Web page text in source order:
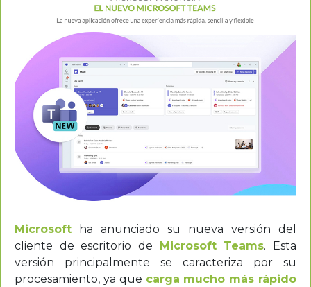
Microsoft ha anunciado su nueva versión del
cliente de escritorio de
Microsoft Teams. Esta
versión principalmente se caracteriza por su
procesamiento, ya que carga mucho más rápido